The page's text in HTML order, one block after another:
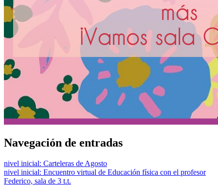
Navegación de entradas
nivel inicial: Carteleras de Agosto
nivel inicial: Encuentro virtual de Educación física con el profesor
Federico, sala de 3 t.t.